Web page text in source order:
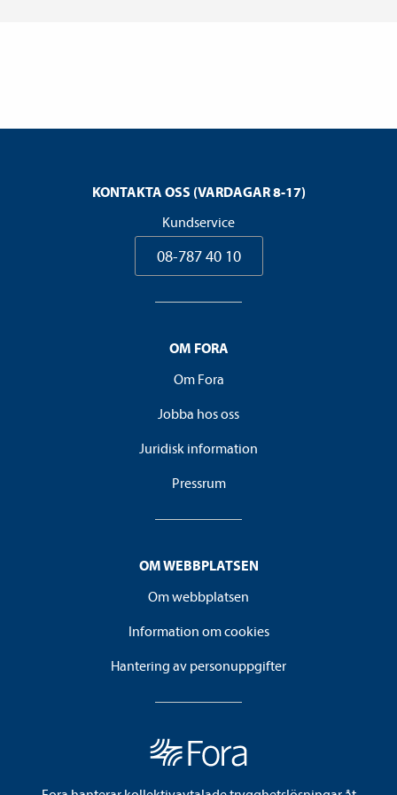
KONTAKTA OSS (VARDAGAR 8-17)
Kundservice
08-787 40 10
OM FORA
Om Fora
Jobba hos oss
Juridisk information
Pressrum
OM WEBBPLATSEN
Om webbplatsen
Information om cookies
Hantering av personuppgifter